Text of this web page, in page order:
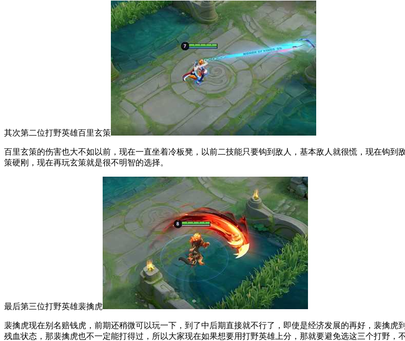
其次第二位打野英雄百里玄策
百里玄策的伤害也大不如以前，现在一直坐着冷板凳，以前二技能只要钩到敌人，基本敌人就很慌，现在钩
策硬刚，现在再玩玄策就是很不明智的选择。
最后第三位打野英雄裴擒虎
裴擒虎现在别名赔钱虎，前期还稍微可以玩一下，到了中后期直接就不行了，即使是经济发展的再好，裴擒
残血状态，那裴擒虎也不一定能打得过，所以大家现在如果想要用打野英雄上分，那就要避免选这三个打野，